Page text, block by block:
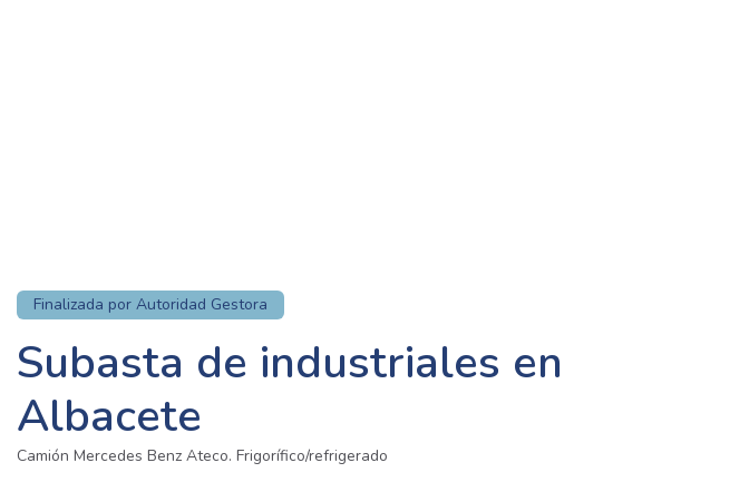
Finalizada por Autoridad Gestora
Subasta de industriales en
Albacete
Camión Mercedes Benz Ateco. Frigorífico/refrigerado